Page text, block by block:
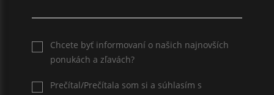
Chcete byť informovaní o našich najnovších
ponukách a zľavách?
Prečítal/Prečítala som si a súhlasím s